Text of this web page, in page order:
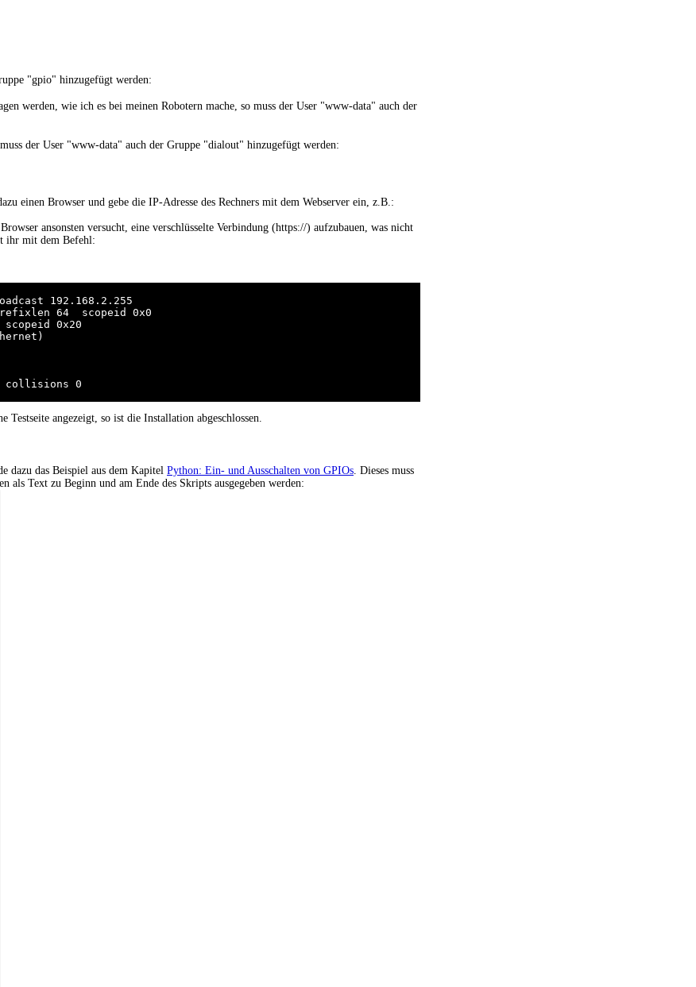
"gpio" hinzugefügt werden:
werden, wie ich es bei meinen Robotern mache, so muss der User "www-data" auch der
der User "www-data" auch der Gruppe "dialout" hinzugefügt werden:
einen Browser und gebe die IP-Adresse des Rechners mit dem Webserver ein, z.B.:
ansonsten versucht, eine verschlüsselte Verbindung (https://) aufzubauen, was nicht
ihr mit dem Befehl:
192.168.2.255
64  scopeid 0x0
scopeid 0x20
collisions 0
angezeigt, so ist die Installation abgeschlossen.
dazu das Beispiel aus dem Kapitel Python: Ein- und Ausschalten von GPIOs . Dieses muss
als Text zu Beginn und am Ende des Skripts ausgegeben werden: